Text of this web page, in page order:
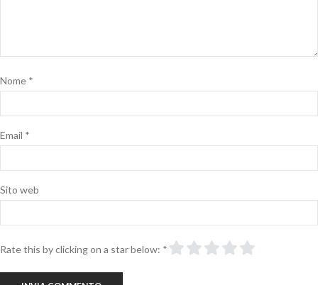
Nome *
Email *
Sito web
Rate this by clicking on a star below: *